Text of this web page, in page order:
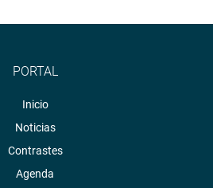
PORTAL
Inicio
Noticias
Contrastes
Agenda